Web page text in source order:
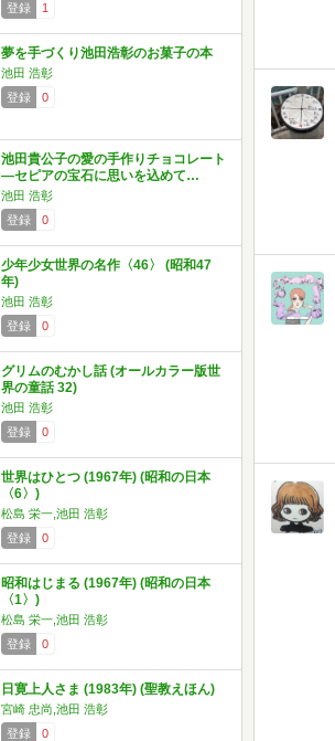
登録
1
夢を手づくり池田浩彰のお菓子の本
池田 浩彰
登録
0
池田貴公子の愛の手作りチョコレート
―セピアの宝石に思いを込めて…
池田 浩彰
登録
0
少年少女世界の名作〈46〉 (昭和47
年)
池田 浩彰
登録
0
グリムのむかし話 (オールカラー版世
界の童話 32)
池田 浩彰
登録
0
世界はひとつ (1967年) (昭和の日本
〈6〉)
松島 栄一,池田 浩彰
登録
0
昭和はじまる (1967年) (昭和の日本
〈1〉)
松島 栄一,池田 浩彰
登録
0
日寛上人さま (1983年) (聖教えほん)
宮崎 忠尚,池田 浩彰
登録
0